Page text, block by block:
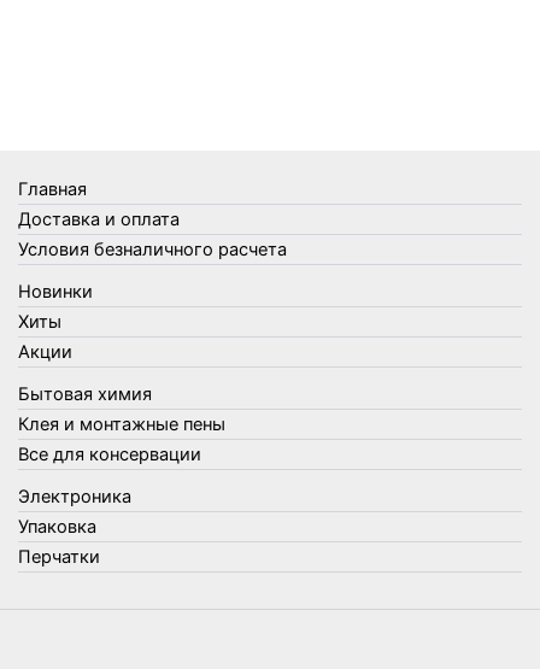
Товары для кухни
Товары для сада и огорода
Товары для туризма и отдыха
Упаковка
Утеплители и прочее
Фонари, лампы и удлинители
Хозяйственные товары
Швабры, стекломои, черенки и насадки
Шнуры, веревки и шпагаты
Электроника
Элементы питания
Главная
Доставка и оплата
Условия безналичного расчета
Новинки
Хиты
Акции
Бытовая химия
Клея и монтажные пены
Все для консервации
Электроника
Упаковка
Перчатки